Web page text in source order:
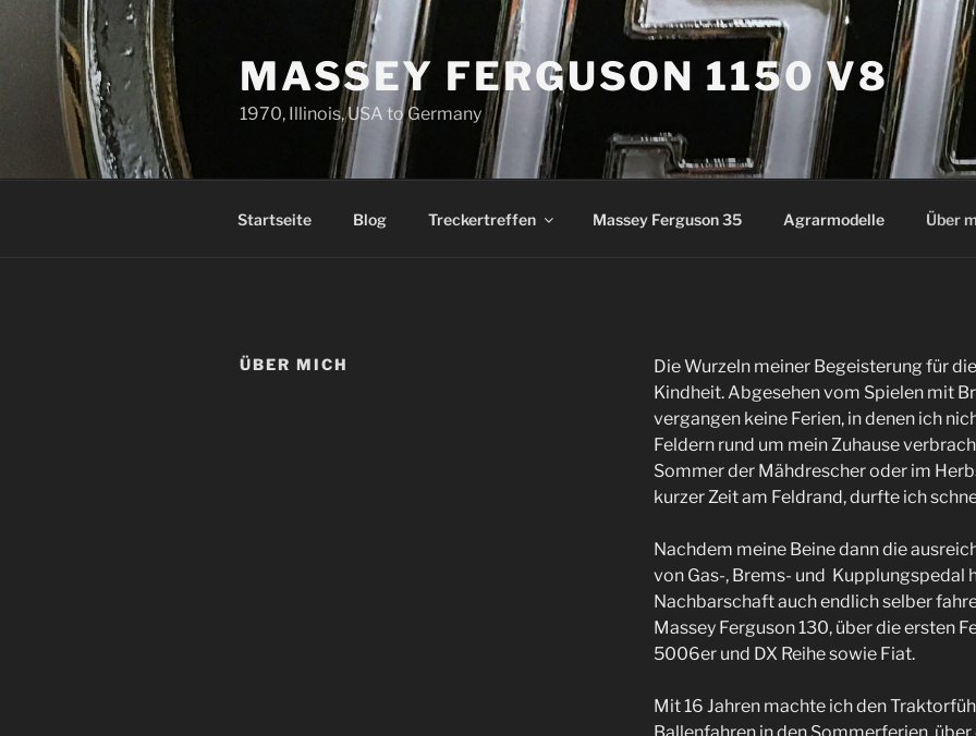
springen
MASSEY FERGUSON 1150 V8
1970, Illinois, USA to Germany
Startseite Blog Treckertreffen Massey Ferguson 35 Agrarmodelle Über
ÜBER MICH
Die Wurzeln meiner Begeisterung für
Kindheit. Abgesehen vom Spielen mit
vergangen keine Ferien, in denen ich
Feldern rund um mein Zuhause
Sommer der Mähdrescher oder im
kurzer Zeit am Feldrand, durfte ich
Nachdem meine Beine dann die
von Gas-, Brems- und Kupplungspedal
Nachbarschaft auch endlich selber
Massey Ferguson 130, über die ersten
5006er und DX Reihe sowie Fiat.
Mit 16 Jahren machte ich den